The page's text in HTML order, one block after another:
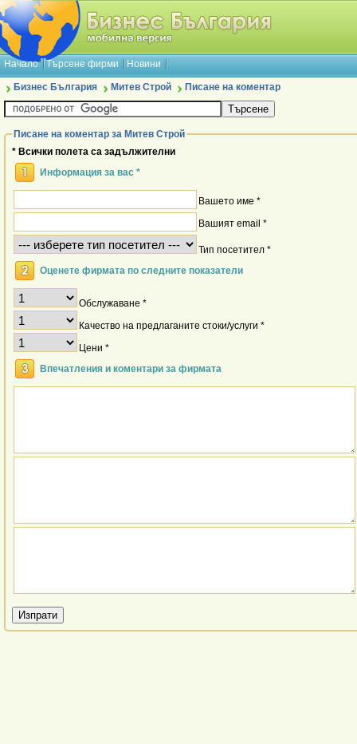
Начало Търсене фирми Новини
Бизнес България Митев Строй Писане на коментар
Писане на коментар за Митев Строй
* Всички полета са задължителни
Информация за вас *
Вашето име *
Вашият email *
Тип посетител *
Оценете фирмата по следните показатели
Обслужаване *
Качество на предлаганите стоки/услуги *
Цени *
Впечатления и коментари за фирмата